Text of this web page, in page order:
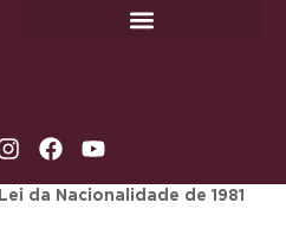
Lei da Nacionalidade de 1981